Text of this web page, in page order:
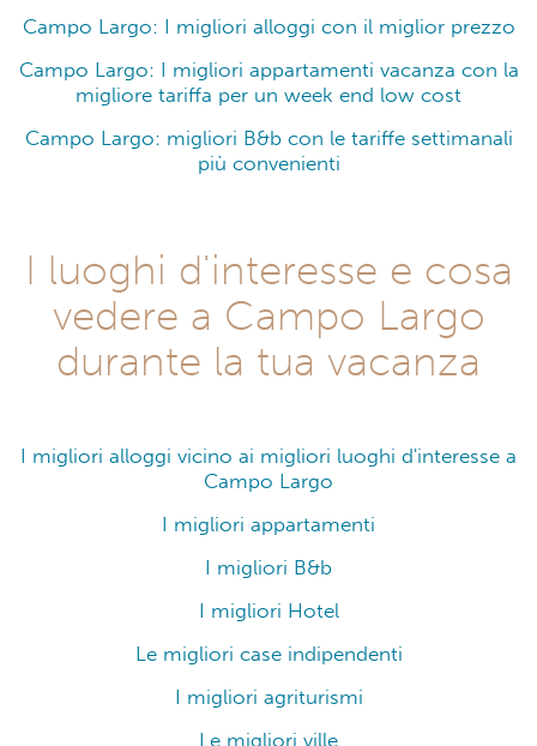
Campo Largo: I migliori alloggi con il miglior prezzo
Campo Largo: I migliori appartamenti vacanza con la
migliore tariffa per un week end low cost
Campo Largo: migliori B&b con le tariffe settimanali
più convenienti
I luoghi d'interesse e cosa
vedere a Campo Largo
durante la tua vacanza
I migliori alloggi vicino ai migliori luoghi d'interesse a
Campo Largo
I migliori appartamenti
I migliori B&b
I migliori Hotel
Le migliori case indipendenti
I migliori agriturismi
Le migliori ville